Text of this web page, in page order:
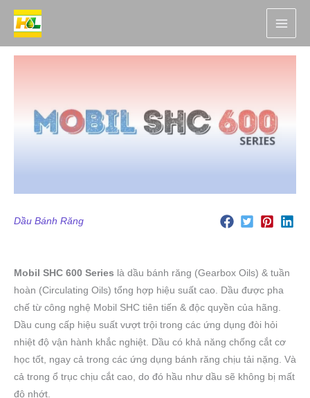
Nhảy
Dầu Bánh Răng
Mobil SHC 600 Series là dầu bánh răng (Gearbox Oils) & tuần
hoàn (Circulating Oils) tổng hợp hiệu suất cao. Dầu được pha
chế từ công nghệ Mobil SHC tiên tiến & độc quyền của hãng.
Dầu cung cấp hiệu suất vượt trội trong các ứng dụng đòi hỏi
nhiệt độ vận hành khắc nghiệt. Dầu có khả năng chống cắt cơ
học tốt, ngay cả trong các ứng dụng bánh răng chịu tải nặng. Và
cả trong ổ trục chịu cắt cao, do đó hầu như dầu sẽ không bị mất
độ nhớt.